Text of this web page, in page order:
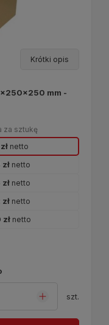
Krótki opis
mm -
za sztukę
netto
netto
netto
netto
złnetto
szt.